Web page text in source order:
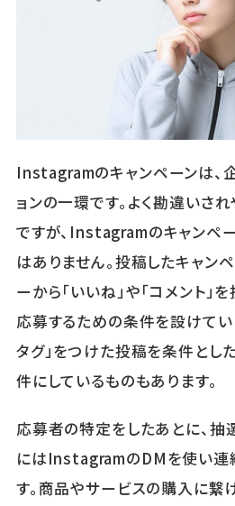
Instagramのキャンペーンは、
ョンの一環です。よく勘違いさ
ですが、Instagramのキャンペ
はありません。投稿したキャン
ーから「いいね」や「コメント」
応募するための条件を設けてい
タグ」をつけた投稿を条件とし
件にしているものもあります。
応募者の特定をしたあとに、抽
にはInstagramのDMを使い連
す。商品やサービスの購入に繋